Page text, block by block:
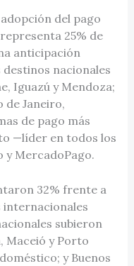
del pago
25% de
anticipación
nacionales
Iguazú y Mendoza;
de Janeiro,
de pago más
—líder en todos los
y MercadoPago.
32% frente a
internacionales
subieron
Maceió y Porto
y Buenos